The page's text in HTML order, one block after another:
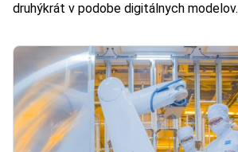
druhýkrát v podobe digitálnych modelov.